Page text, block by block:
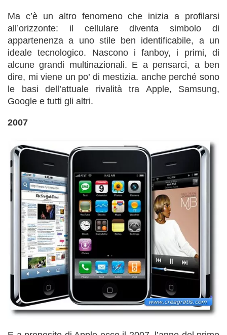
Ma c’è un altro fenomeno che inizia a profilarsi
all’orizzonte: il cellulare diventa simbolo di
appartenenza a uno stile ben identificabile, a un
ideale tecnologico. Nascono i fanboy, i primi, di
alcune grandi multinazionali. E a pensarci, a ben
dire, mi viene un po’ di mestizia. anche perché sono
le basi dell’attuale rivalità tra Apple, Samsung,
Google e tutti gli altri.
2007